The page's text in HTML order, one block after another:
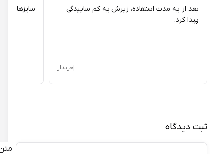
ثبت دیدگاه
متن
بعد از یه مدت استفاده، زیرش یه کم ساییدگی
پیدا کرد.
خریدار
سایزهاش هم معموله. من 38